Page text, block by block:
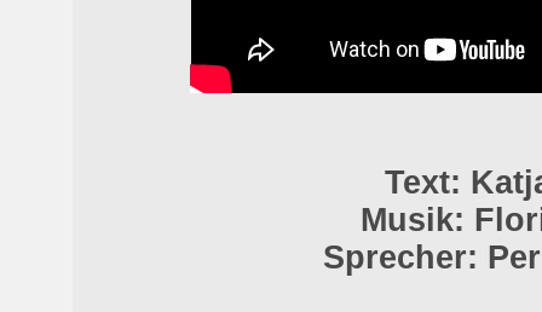
Text:
Musik:
Sprecher: